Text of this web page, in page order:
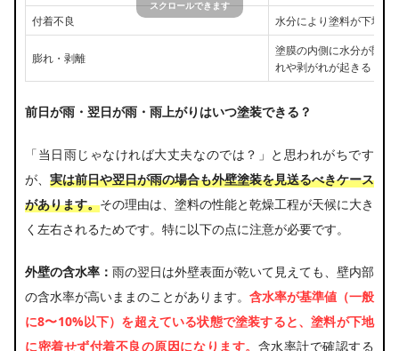
付着不良
水分により塗料が下地に
膨れ・剥離
塗膜の内側に水分が閉じ
れや剥がれが起きる
前日が雨・翌日が雨・雨上がりはいつ塗装できる？
「当日雨じゃなければ大丈夫なのでは？」と思われがちです
が、 実は前日や翌日が雨の場合も外壁塗装を見送るべきケース
があります。その理由は、塗料の性能と乾燥工程が天候に大き
く左右されるためです。特に以下の点に注意が必要です。
外壁の含水率： 雨の翌日は外壁表面が乾いて見えても、壁内部
の含水率が高いままのことがあります。 含水率が基準値（一般
に8〜10%以下）を超えている状態で塗装すると、塗料が下地
に密着せず付着不良の原因になります。 含水率計で確認する